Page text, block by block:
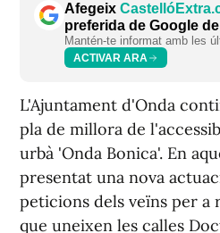
Afegeix
preferida de Google
Mantén-te informat amb les
ACTIVAR ARA
L'Ajuntament d'Onda
pla de millora de
urbà 'Onda Bonica'. En
presentat una nova
peticions dels veïns per a
que uneixen les calles